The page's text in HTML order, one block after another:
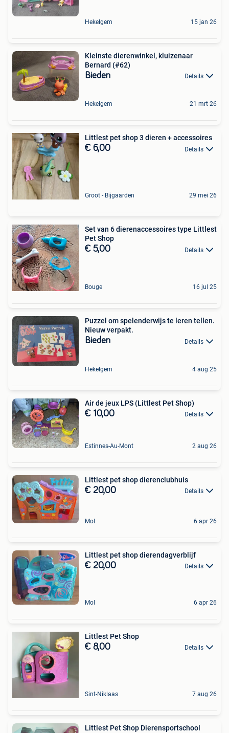
Hekelgem 15 jan 26
Kleinste dierenwinkel, kluizenaar
Bernard (#62)
Bieden Details
Hekelgem 21 mrt 26
Littlest pet shop 3 dieren + accessoires
€ 6,00 Details
Groot - Bijgaarden 29 mei 26
Set van 6 dierenaccessoires type Littlest
Pet Shop
€ 5,00 Details
Bouge 16 jul 25
Puzzel om spelenderwijs te leren tellen.
Nieuw verpakt.
Bieden Details
Hekelgem 4 aug 25
Air de jeux LPS (Littlest Pet Shop)
€ 10,00 Details
Estinnes-Au-Mont 2 aug 26
Littlest pet shop dierenclubhuis
€ 20,00 Details
Mol 6 apr 26
Littlest pet shop dierendagverblijf
€ 20,00 Details
Mol 6 apr 26
Littlest Pet Shop
€ 8,00 Details
Sint-Niklaas 7 aug 26
Littlest Pet Shop Dierensportschool